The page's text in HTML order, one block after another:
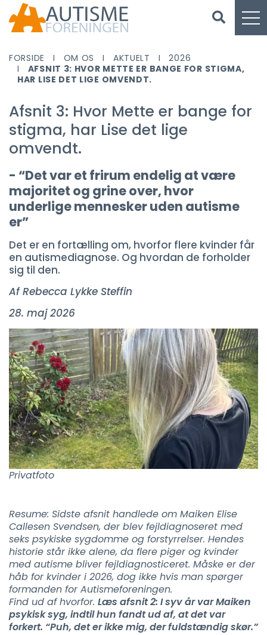
FORSIDE OM OS AKTUELT
2026
AFSNIT 3: HVOR METTE ER BANGE FOR STIGMA,
HAR LISE DET LIGE OMVENDT.
Afsnit 3: Hvor Mette er bange for
stigma, har Lise det lige
omvendt.
- “Det var et frirum endelig at være
majoritet og grine over, hvor
underlige mennesker uden autisme
er”
Det er en fortælling om, hvorfor flere kvinder får
en autismediagnose. Og hvordan de forholder
sig til den.
Af Rebecca Lykke Steffin
28. maj 2026
Privatfoto
Resume: Sidste afsnit handlede om Maiken Elise
Callesen Svendsen, der blev fejldiagnoseret med
seks psykiske sygdomme og forstyrrelser. Hendes
historie står ikke alene, da flere piger og kvinder
med autisme bliver fejldiagnosticeret. Måske er der
håb for kvinder i 2026, dog ikke hvis man spørger
formanden for Autismeforeningen.
Find ud af hvorfor. Læs afsnit 2: I syv år var Maiken
psykisk syg, indtil hun fandt ud af, at det var
forkert. “Puh, det er ikke mig, der fuldstændig skør.”